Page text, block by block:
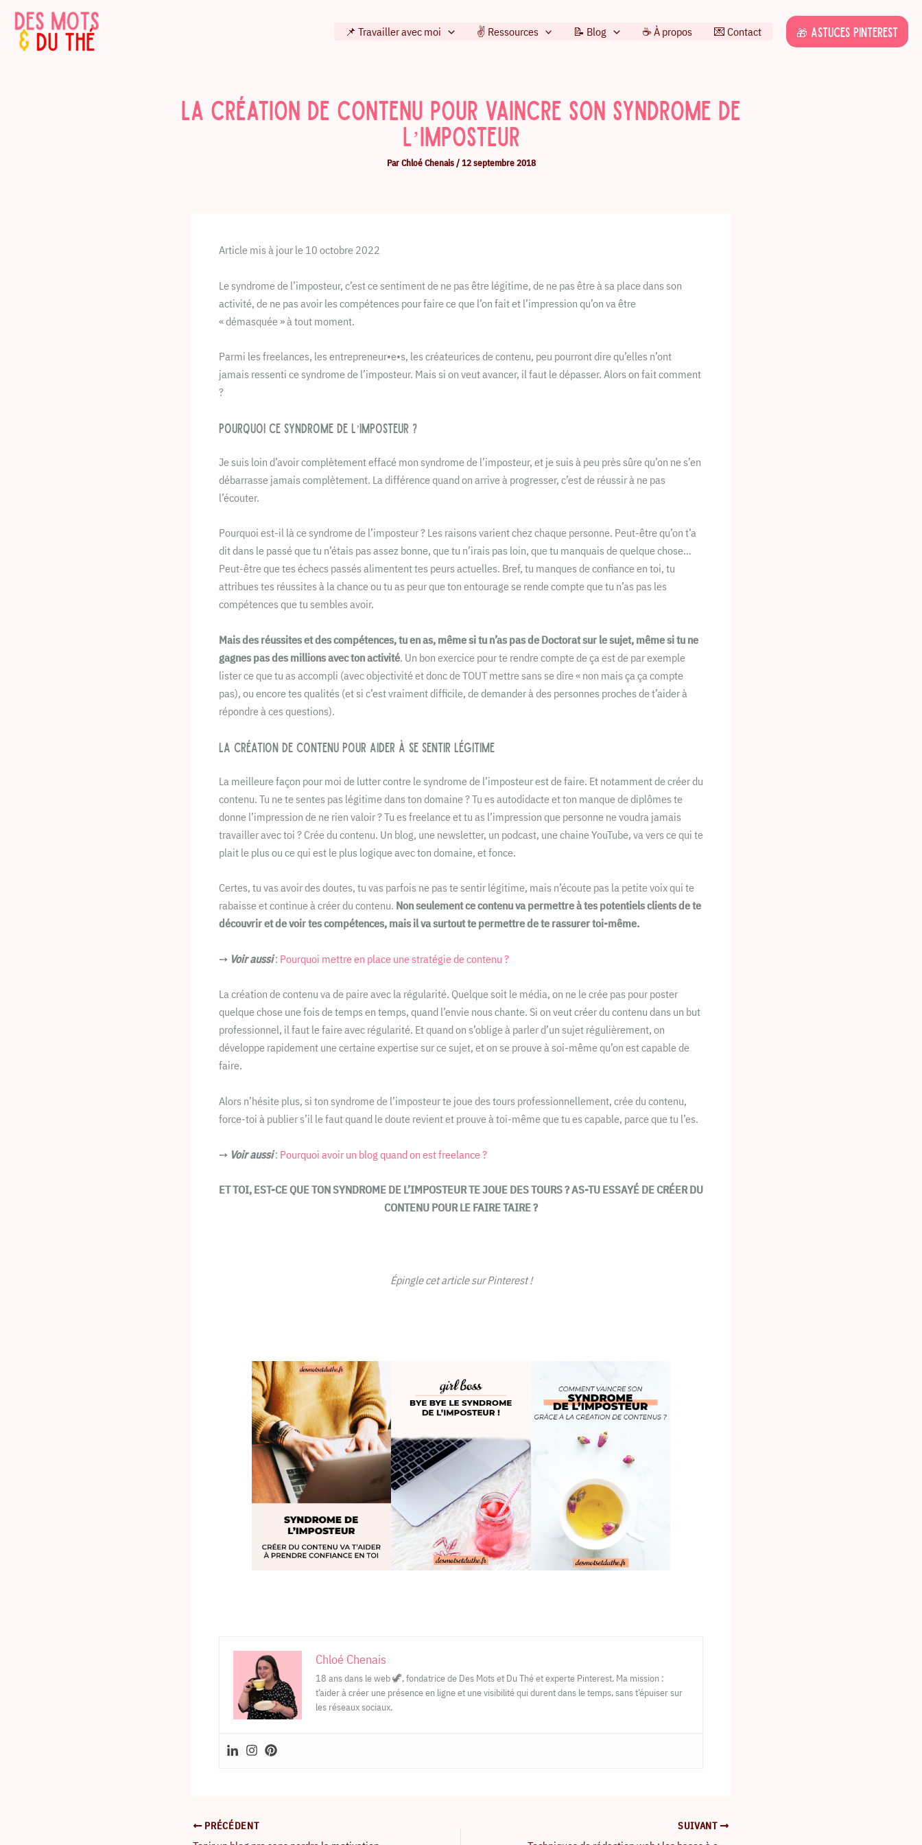
Aller
contenu
📌 Travailler avec moi ✌️ Ressources 📝 Blog ☕️ À propos 💌 Contact 🎁 Astuces Pinterest
La Création de contenu pour vaincre son syndrome de
l’imposteur
ParChloé Chenais/12 septembre 2018
Article mis à jour le 10 octobre 2022
Le syndrome de l’imposteur, c’est ce sentiment de ne pas être légitime, de ne pas être à sa place dans son
activité, de ne pas avoir les compétences pour faire ce que l’on fait et l’impression qu’on va être
« démasquée » à tout moment.
Parmi les freelances, les entrepreneur•e•s, les créateurices de contenu, peu pourront dire qu’elles n’ont
jamais ressenti ce syndrome de l’imposteur. Mais si on veut avancer, il faut le dépasser. Alors on fait comment
?
Pourquoi ce syndrome de l’imposteur ?
Je suis loin d’avoir complètement effacé mon syndrome de l’imposteur, et je suis à peu près sûre qu’on ne s’en
débarrasse jamais complètement. La différence quand on arrive à progresser, c’est de réussir à ne pas
l’écouter.
Pourquoi est-il là ce syndrome de l’imposteur ? Les raisons varient chez chaque personne. Peut-être qu’on t’a
dit dans le passé que tu n’étais pas assez bonne, que tu n’irais pas loin, que tu manquais de quelque chose…
Peut-être que tes échecs passés alimentent tes peurs actuelles. Bref, tu manques de confiance en toi, tu
attribues tes réussites à la chance ou tu as peur que ton entourage se rende compte que tu n’as pas les
compétences que tu sembles avoir.
Mais des réussites et des compétences, tu en as, même si tu n’as pas de Doctorat sur le sujet, même si tu ne
gagnes pas des millions avec ton activité. Un bon exercice pour te rendre compte de ça est de par exemple
lister ce que tu as accompli (avec objectivité et donc de TOUT mettre sans se dire « non mais ça ça compte
pas), ou encore tes qualités (et si c’est vraiment difficile, de demander à des personnes proches de t’aider à
répondre à ces questions).
La création de contenu pour aider à se sentir légitime
La meilleure façon pour moi de lutter contre le syndrome de l’imposteur est de faire. Et notamment de créer du
contenu. Tu ne te sentes pas légitime dans ton domaine ? Tu es autodidacte et ton manque de diplômes te
donne l’impression de ne rien valoir ? Tu es freelance et tu as l’impression que personne ne voudra jamais
travailler avec toi ? Crée du contenu. Un blog, une newsletter, un podcast, une chaine YouTube, va vers ce qui te
plait le plus ou ce qui est le plus logique avec ton domaine, et fonce.
Certes, tu vas avoir des doutes, tu vas parfois ne pas te sentir légitime, mais n’écoute pas la petite voix qui te
rabaisse et continue à créer du contenu. Non seulement ce contenu va permettre à tes potentiels clients de te
découvrir et de voir tes compétences, mais il va surtout te permettre de te rassurer toi-même.
➙ Voir aussi: Pourquoi mettre en place une stratégie de contenu ?
La création de contenu va de paire avec la régularité. Quelque soit le média, on ne le crée pas pour poster
quelque chose une fois de temps en temps, quand l’envie nous chante. Si on veut créer du contenu dans un but
professionnel, il faut le faire avec régularité. Et quand on s’oblige à parler d’un sujet régulièrement, on
développe rapidement une certaine expertise sur ce sujet, et on se prouve à soi-même qu’on est capable de
faire.
Alors n’hésite plus, si ton syndrome de l’imposteur te joue des tours professionnellement, crée du contenu,
force-toi à publier s’il le faut quand le doute revient et prouve à toi-même que tu es capable, parce que tu l’es.
➙ Voir aussi: Pourquoi avoir un blog quand on est freelance ?
ET TOI, EST-CE QUE TON SYNDROME DE L’IMPOSTEUR TE JOUE DES TOURS ? AS-TU ESSAYÉ DE CRÉER DU
CONTENU POUR LE FAIRE TAIRE ?
Épingle cet article sur Pinterest !
Chloé Chenais
18 ans dans le web 🦖, fondatrice de Des Mots et Du Thé et experte Pinterest. Ma mission :
t’aider à créer une présence en ligne et une visibilité qui durent dans le temps, sans t’épuiser sur
les réseaux sociaux.
PRÉCÉDENT SUIVANT